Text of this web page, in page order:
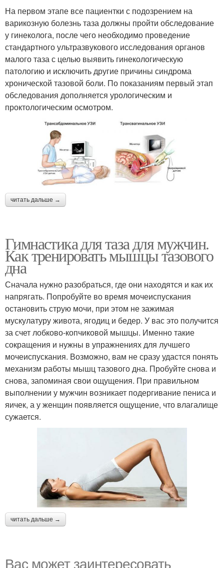
На первом этапе все пациентки с подозрением на
варикозную болезнь таза должны пройти обследование
у гинеколога, после чего необходимо проведение
стандартного ультразвукового исследования органов
малого таза с целью выявить гинекологическую
патологию и исключить другие причины синдрома
хронической тазовой боли. По показаниям первый этап
обследования дополняется урологическим и
проктологическим осмотром.
читать дальше →
Гимнастика для таза для мужчин.
Как тренировать мышцы тазового
дна
Сначала нужно разобраться, где они находятся и как их
напрягать. Попробуйте во время мочеиспускания
остановить струю мочи, при этом не зажимая
мускулатуру живота, ягодиц и бедер. У вас это получится
за счет лобково-копчиковой мышцы. Именно такие
сокращения и нужны в упражнениях для лучшего
мочеиспускания. Возможно, вам не сразу удастся понять
механизм работы мышц тазового дна. Пробуйте снова и
снова, запоминая свои ощущения. При правильном
выполнении у мужчин возникает подергивание пениса и
яичек, а у женщин появляется ощущение, что влагалище
сужается.
читать дальше →
Вас может заинтересовать